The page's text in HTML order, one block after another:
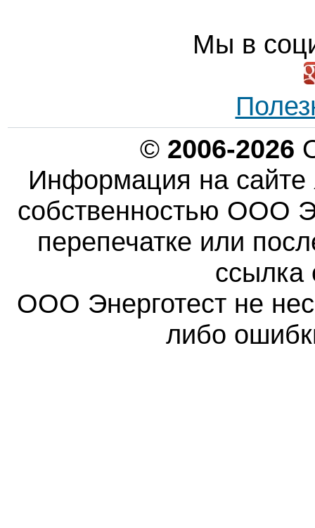
Мы в
© 2006-2026
Информация на сайте
собственностью ООО
перепечатке или
ссылка
ООО Энерготест не
либо